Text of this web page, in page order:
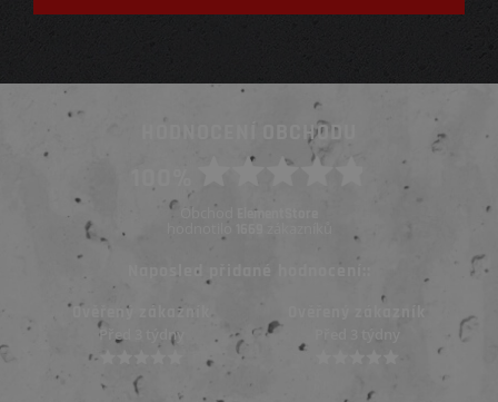
HODNOCENÍ OBCHODU
Obchod ElementStore
hodnotilo
Naposled přidané hodnocení::
Ověřený zákazník
Před 3 týdny